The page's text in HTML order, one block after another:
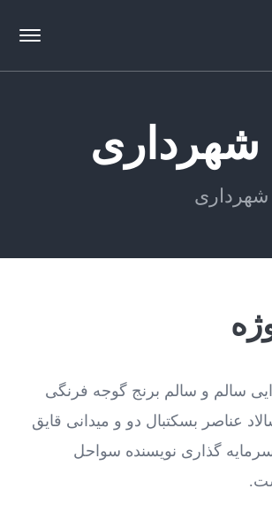
شهرداری
شهرداری
سالم و سالم برنج گوجه فرنگی
عناصر بسکتبال دو و میدانی قایق
گذاری نویسنده سواحل